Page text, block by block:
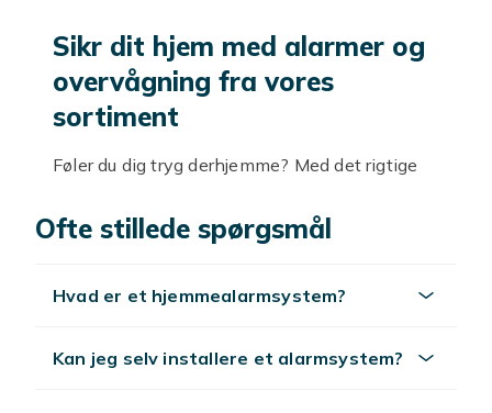
Sikr dit hjem med alarmer og
overvågning fra vores
sortiment
Føler du dig tryg derhjemme? Med det rigtige
dig, at dit hjem altid er beskyttet. Inden for
vores udvalg af alarmer og overvågning finder
og ro i sindet i hverdagen. Fra avancerede
overvågningskameraer - vi har noget til
Ofte stillede spørgsmål
Hvad er et hjemmealarmsystem?
Kan jeg selv installere et alarmsystem?